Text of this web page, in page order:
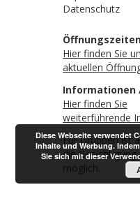
Datenschutz
Hier finden Sie
aktuellen
Informationen
Hier finden Sie
weiterführende
Für Gruppen ist
die
möglich.
Diese Webseite verwendet
Inhalte und Werbung.
Sie sich mit dieser